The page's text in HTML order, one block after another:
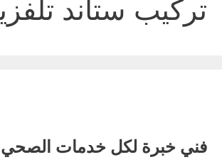
تركيب ستاند
فني خبرة لكل خدمات الصحي